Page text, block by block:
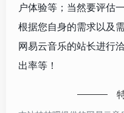
户体验等；当然要评估
根据您自身的需求以及
网易云音乐的站长进行
出率等！